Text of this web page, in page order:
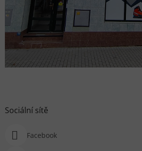
Sociální sítě
Facebook